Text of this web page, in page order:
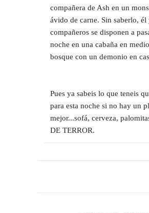
compañera de Ash en un
ávido de carne. Sin saberlo, él
compañeros se disponen a
noche en una cabaña en
bosque con un demonio en
Pues ya sabeis lo que teneis
para esta noche si no hay un
mejor...sofá, cerveza,
DE TERROR.